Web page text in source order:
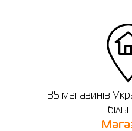
35 магазинів